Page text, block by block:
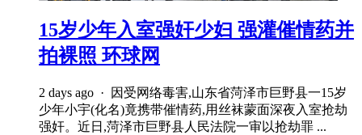
15岁少年入室强奸少妇 强灌催情药并
拍裸照 环球网
2 days ago · 因受网络毒害,山东省菏泽市巨野县一15岁
少年小宇(化名)竟携带催情药,用丝袜蒙面深夜入室抢劫
强奸。近日,菏泽市巨野县人民法院一审以抢劫罪 ...